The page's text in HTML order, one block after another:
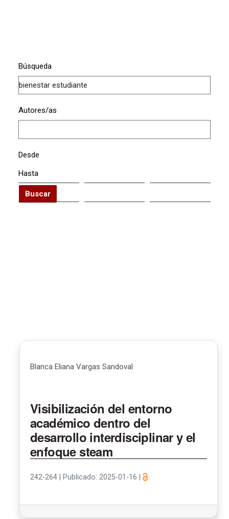
Búsqueda
Autores/as
Desde
Hasta
Buscar
Blanca Eliana Vargas Sandoval
Visibilización del entorno
académico dentro del
desarrollo interdisciplinar y el
enfoque steam
242-264 Publicado: 2025-01-16